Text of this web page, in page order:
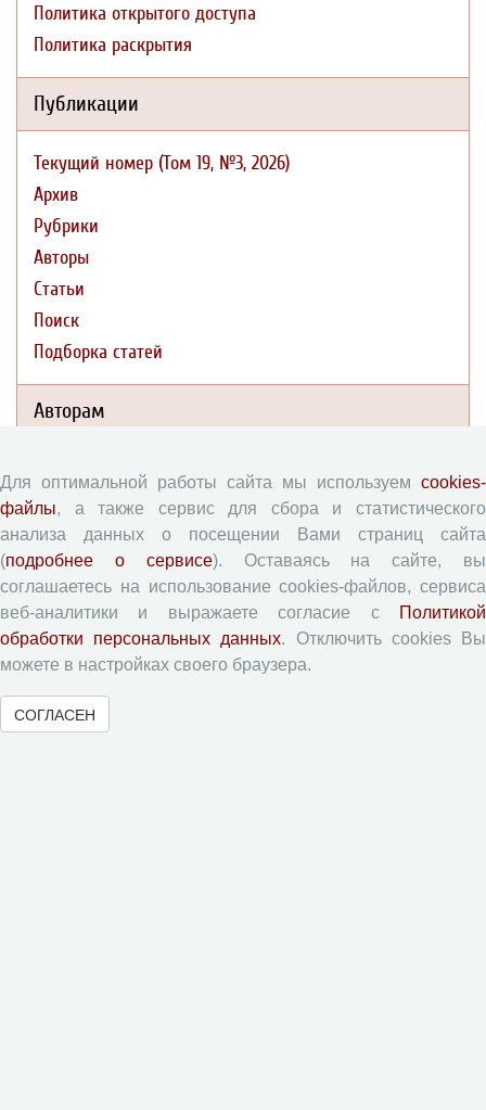
Политика открытого доступа
Политика раскрытия
Публикации
Текущий номер (Том 19, №3, 2026)
Архив
Рубрики
Авторы
Статьи
Поиск
Подборка статей
Авторам
Правила для авторов
Типовой лицензионный договор
Согласие на обработку персональных данных
Авторские права
Приватность
Рецензентам
Памятка рецензенту
Для оптимальной работы сайта мы используем cookies-
файлы, а также сервис для сбора и статистического
анализа данных о посещении Вами страниц сайта
(подробнее о сервисе). Оставаясь на сайте, вы
соглашаетесь на использование cookies-файлов, сервиса
веб-аналитики и выражаете согласие с
Политикой
обработки персональных данных. Отключить cookies Вы
можете в настройках своего браузера.
СОГЛАСЕН